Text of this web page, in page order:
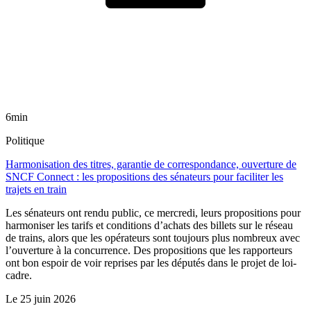
6min
Politique
Harmonisation des titres, garantie de correspondance, ouverture de
SNCF Connect : les propositions des sénateurs pour faciliter les
trajets en train
Les sénateurs ont rendu public, ce mercredi, leurs propositions pour
harmoniser les tarifs et conditions d’achats des billets sur le réseau
de trains, alors que les opérateurs sont toujours plus nombreux avec
l’ouverture à la concurrence. Des propositions que les rapporteurs
ont bon espoir de voir reprises par les députés dans le projet de loi-
cadre.
Le 25 juin 2026